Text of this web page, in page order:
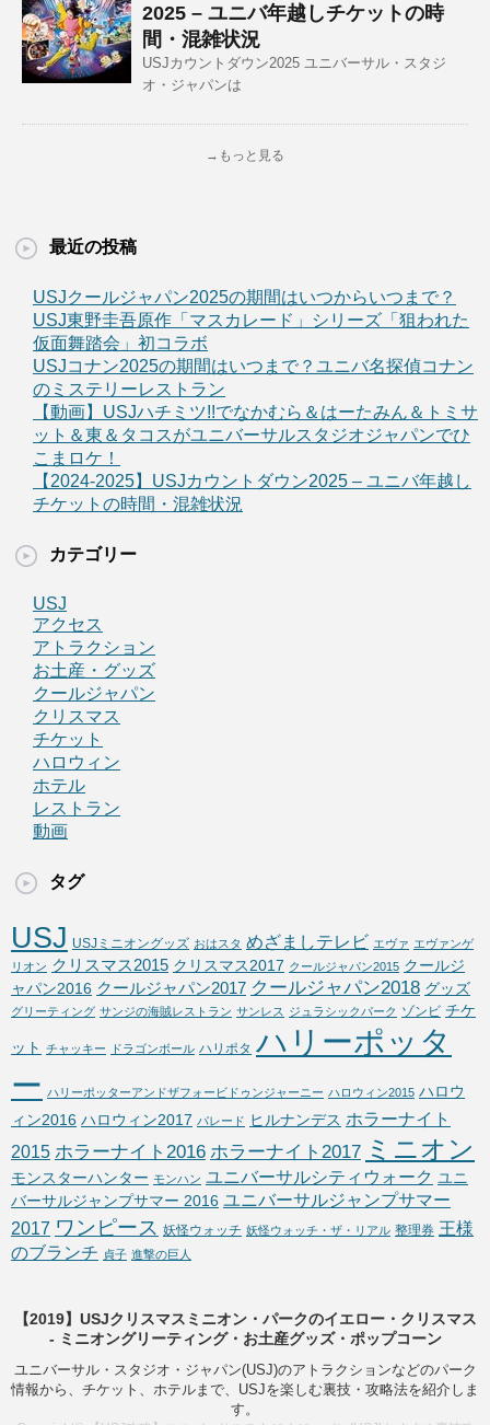
2025 – ユニバ年越しチケットの時
間・混雑状況
USJカウントダウン2025 ユニバーサル・スタジ
オ・ジャパンは
→もっと見る
最近の投稿
USJクールジャパン2025の期間はいつからいつまで？
USJ東野圭吾原作「マスカレード」シリーズ「狙われた
仮面舞踏会」初コラボ
USJコナン2025の期間はいつまで？ユニバ名探偵コナン
のミステリーレストラン
【動画】USJハチミツ!!でなかむら＆はーたみん＆トミサ
ット＆東＆タコスがユニバーサルスタジオジャパンでひ
こまロケ！
【2024-2025】USJカウントダウン2025 – ユニバ年越し
チケットの時間・混雑状況
カテゴリー
USJ
アクセス
アトラクション
お土産・グッズ
クールジャパン
クリスマス
チケット
ハロウィン
ホテル
レストラン
動画
タグ
USJ USJミニオングッズ おはスタ めざましテレビ エヴァ エヴァンゲ
リオン クリスマス2015 クリスマス2017 クールジャパン2015 クールジ
ャパン2016 クールジャパン2017 クールジャパン2018 グッズ
グリーティング サンジの海賊レストラン サンレス ジュラシックパーク ゾンビ チケ
ット チャッキー ドラゴンボール ハリポタ ハリーポッタ
ー ハリーポッターアンドザフォービドゥンジャーニー ハロウィン2015 ハロウ
ィン2016 ハロウィン2017 パレード ヒルナンデス ホラーナイト
2015 ホラーナイト2016 ホラーナイト2017 ミニオン
モンスターハンター モンハン ユニバーサルシティウォーク ユニ
バーサルジャンプサマー 2016 ユニバーサルジャンプサマー
2017 ワンピース 妖怪ウォッチ 妖怪ウォッチ・ザ・リアル 整理券 王様
のブランチ 貞子 進撃の巨人
【2019】USJクリスマスミニオン・パークのイエロー・クリスマス
- ミニオングリーティング・お土産グッズ・ポップコーン
ユニバーサル・スタジオ・ジャパン(USJ)のアトラクションなどのパーク
情報から、チケット、ホテルまで、USJを楽しむ裏技・攻略法を紹介しま
す。